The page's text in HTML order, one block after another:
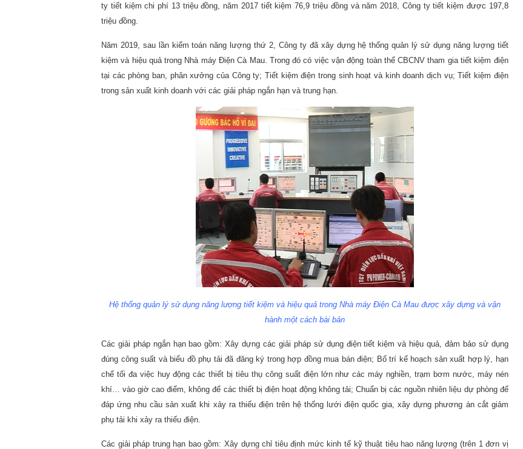
ty tiết kiệm chi phí 13 triệu đồng, năm 2017 tiết kiệm 76,9 triệu đồng và năm 2018, Công ty tiết kiệm được 197,8
triệu đồng.
Năm 2019, sau lần kiểm toán năng lượng thứ 2, Công ty đã xây dựng hệ thống quản lý sử dụng năng lượng tiết
kiệm và hiệu quả trong Nhà máy Điện Cà Mau. Trong đó có việc vận động toàn thể CBCNV tham gia tiết kiệm điện
tại các phòng ban, phân xưởng của Công ty; Tiết kiệm điện trong sinh hoạt và kinh doanh dịch vụ; Tiết kiệm điện
trong sản xuất kinh doanh với các giải pháp ngắn hạn và trung hạn.
Hệ thống quản lý sử dụng năng lượng tiết kiệm và hiệu quả trong Nhà máy Điện Cà Mau được xây dựng và vận
hành một cách bài bản
Các giải pháp ngắn hạn bao gồm: Xây dựng các giải pháp sử dụng điện tiết kiệm và hiệu quả, đảm bảo sử dụng
đúng công suất và biểu đồ phụ tải đã đăng ký trong hợp đồng mua bán điện; Bố trí kế hoạch sản xuất hợp lý, hạn
chế tối đa việc huy động các thiết bị tiêu thụ công suất điện lớn như các máy nghiền, trạm bơm nước, máy nén
khí… vào giờ cao điểm, không để các thiết bị điện hoạt động không tải; Chuẩn bị các nguồn nhiên liệu dự phòng để
đáp ứng nhu cầu sản xuất khi xảy ra thiếu điện trên hệ thống lưới điện quốc gia, xây dựng phương án cắt giảm
phụ tải khi xảy ra thiếu điện.
Các giải pháp trung hạn bao gồm: Xây dựng chỉ tiêu định mức kinh tế kỹ thuật tiêu hao năng lượng (trên 1 đơn vị